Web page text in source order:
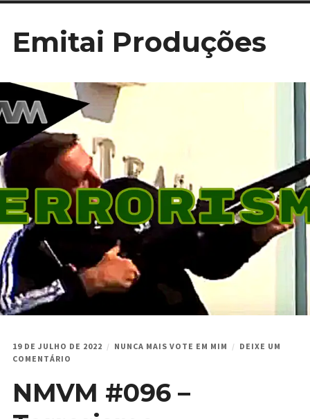
paraEmitai Produções
19 DE JULHO DE 2022 NUNCA MAIS VOTE EM MIM
DEIXE UM
COMENTÁRIO
#096
–
NMVM #096 –